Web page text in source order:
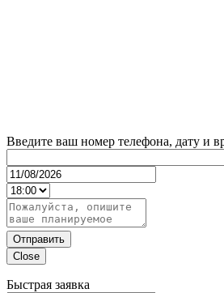
Введите ваш номер телефона, дату и
Отправить
Close
Быстрая заявка